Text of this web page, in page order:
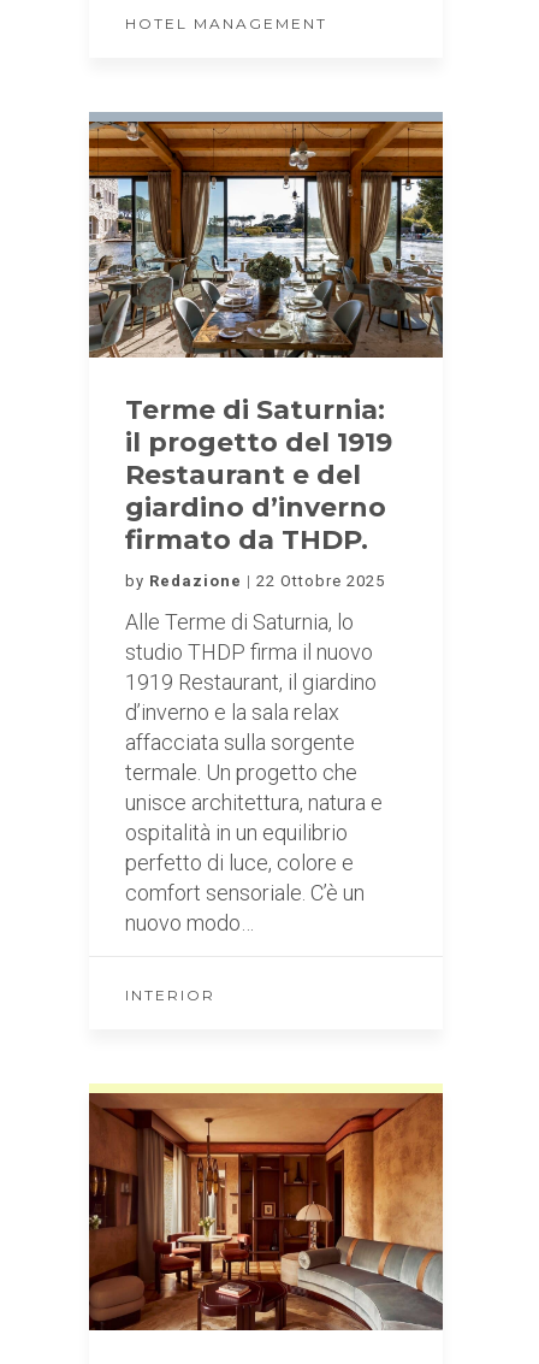
HOTEL MANAGEMENT
Terme di Saturnia:
il progetto del 1919
Restaurant e del
giardino d’inverno
firmato da THDP.
by Redazione 22 Ottobre 2025
Alle Terme di Saturnia, lo
studio THDP firma il nuovo
1919 Restaurant, il giardino
d’inverno e la sala relax
affacciata sulla sorgente
termale. Un progetto che
unisce architettura, natura e
ospitalità in un equilibrio
perfetto di luce, colore e
comfort sensoriale. C’è un
nuovo modo…
INTERIOR